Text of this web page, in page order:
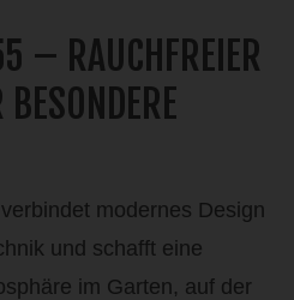
– RAUCHFREIER
verbindet modernes Design
und schafft eine
im Garten, auf der